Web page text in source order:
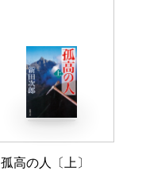
孤高の人〔上〕